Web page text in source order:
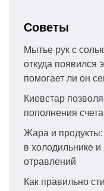
Советы
Мытье рук с
откуда появился
помогает ли он
Киевстар
пополнения
Жара и продукты:
в холодильнике
отравлений
Как правильно